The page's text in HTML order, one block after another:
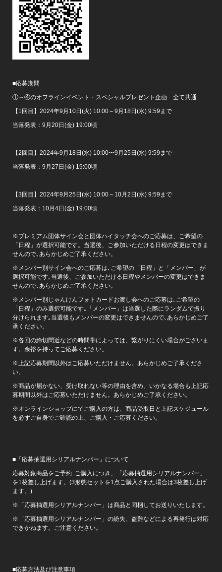
■応募期間
①～④のオフラインイベント・スペシャルプレゼント企画 全て共通
【1回目】2024年9月10日(火) 10:00～9月18日(水) 9:59まで
当落発表：9月20日(金) 19:00頃
【2回目】2024年9月18日(水) 10:00〜9月25日(水) 9:59まで
当落発表：9月27日(金) 19:00頃
【3回目】2024年9月25日(水) 10:00～10月2日(水) 9:59まで
当落発表：10月4日(金) 19:00頃
※プレミアム団体サイン会と団体ハイタッチ会へのご応募は、ご希望の
「日程」が選択可能です。当選後、ご参加いただける日程の変更はできま
せんので､あらかじめご了承ください。
※メンバー別サイン会へのご応募は､ご希望の「日程」と「メンバー」が
選択可能です｡当選後、ご参加いただける日程やメンバーの変更はできま
せんので､あらかじめご了承ください。
※メンバー別じゃんけんフォトカードお渡し会へのご応募は､ご希望の
「日程」のみ選択可能です｡「メンバー」は当選した際にランダムで振り
分けられます｡当選後もメンバーの変更はできませんので､あらかじめご了
承ください。
※各回の締切間近などの時間帯によっては、繋がりにくい場合がございま
す。余裕を持ってご応募ください。
※上記応募期間以外はご応募いただけません。あらかじめご了承くださ
い。
※商品が届かない、受け取れない等の理由を含め、いかなる場合も上記応
募期間以外はご応募いただけません。あらかじめご了承ください。
※オンラインショップにてご購入の方は、商品受取日と上記スケジュール
を必ずご自身でご確認の上、ご購入・ご応募ください。
■「応募抽選用シリアルナンバー」について
応募対象商品をご予約･ご購入につき、「応募抽選用シリアルナンバー」
を1枚差し上げます。(3形態セットを1点ご購入された場合は3枚差し上げ
ます。)
※「応募抽選用シリアルナンバー」は商品と同梱してお送りいたします。
※「応募抽選用シリアルナンバー」の紛失、盗難などによる再発行は対応
できかねます。ご注意ください。
■応募方法及び注意事項